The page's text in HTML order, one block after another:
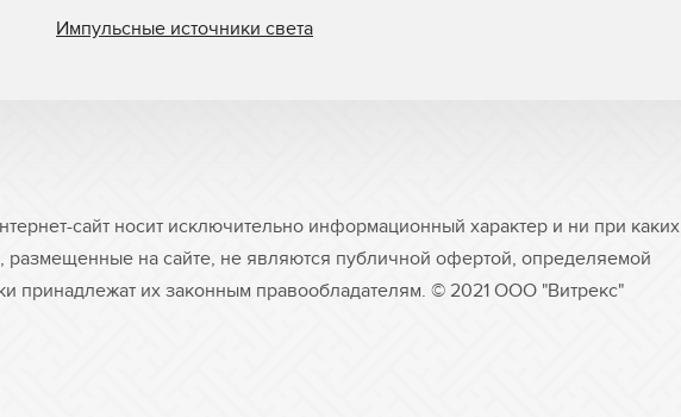
Импульсные источники света
сайт носит исключительно информационный характер и ни при каких
на сайте, не являются публичной офертой, определяемой
принадлежат их законным правообладателям. © 2021 ООО "Витрекс"